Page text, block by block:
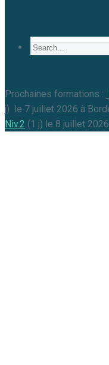
Prochaines formations :
j) le 7 juillet 2026 à
Niv.2 (1 j) le 8 juillet